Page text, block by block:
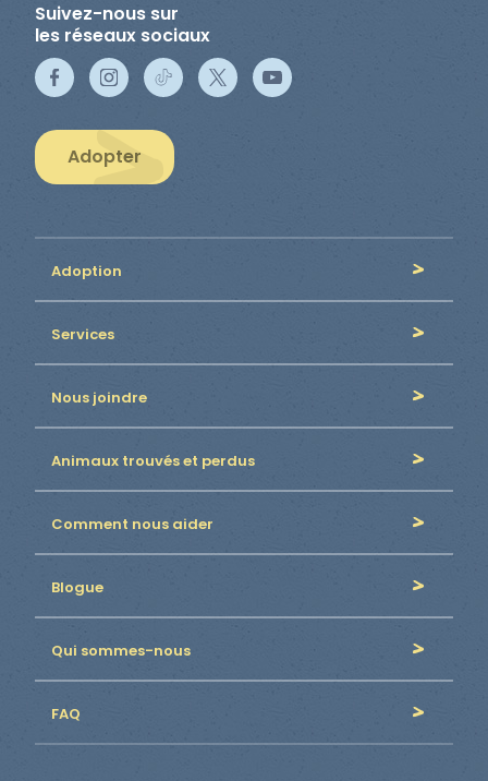
Suivez-nous sur
les réseaux sociaux
Adopter
Adoption
Services
Nous joindre
Animaux trouvés et perdus
Comment nous aider
Blogue
Qui sommes-nous
FAQ